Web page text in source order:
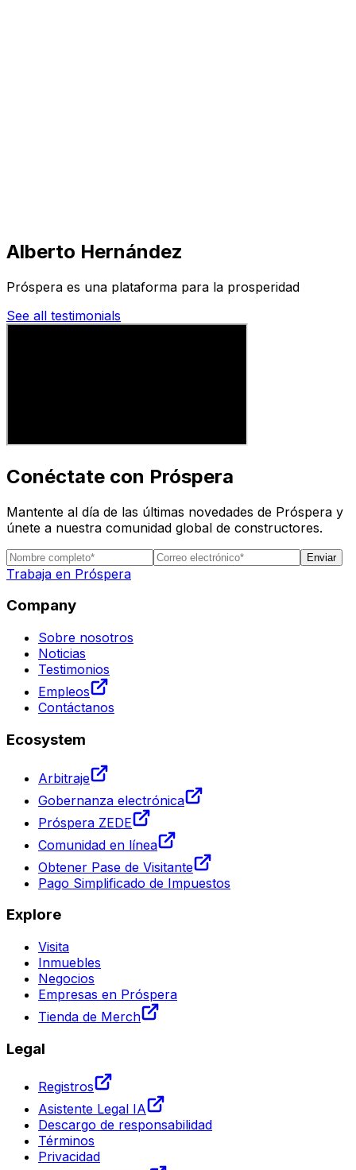
Alberto Hernández
Próspera es una plataforma para la prosperidad
See all testimonials
Conéctate con Próspera
Mantente al día de las últimas novedades de Próspera y
únete a nuestra comunidad global de constructores.
Enviar
Trabaja en Próspera
Company
Sobre nosotros
Noticias
Testimonios
Empleos
Contáctanos
Ecosystem
Arbitraje
Gobernanza electrónica
Próspera ZEDE
Comunidad en línea
Obtener Pase de Visitante
Pago Simplificado de Impuestos
Explore
Visita
Inmuebles
Negocios
Empresas en Próspera
Tienda de Merch
Legal
Registros
Asistente Legal IA
Descargo de responsabilidad
Términos
Privacidad